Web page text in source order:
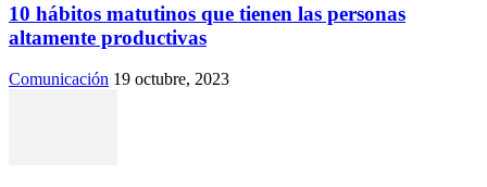
10 hábitos matutinos que tienen las personas
altamente productivas
Comunicación 19 octubre, 2023